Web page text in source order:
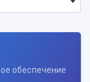
обеспечение